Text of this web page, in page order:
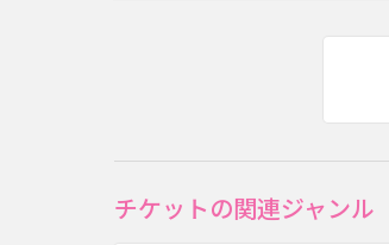
チケットの関連ジャンル